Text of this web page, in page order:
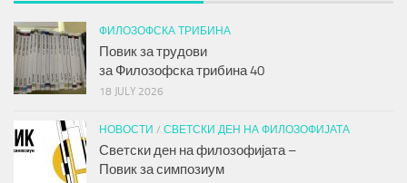
ФИЛОЗОФСКА ТРИБИНА
Повик за трудови
заФилозофска трибина40
18 JULY 2026
НОВОСТИ / СВЕТСКИ ДЕН НА ФИЛОЗОФИЈАТА
Светски ден на филозофијата –
Повик за симпозиум